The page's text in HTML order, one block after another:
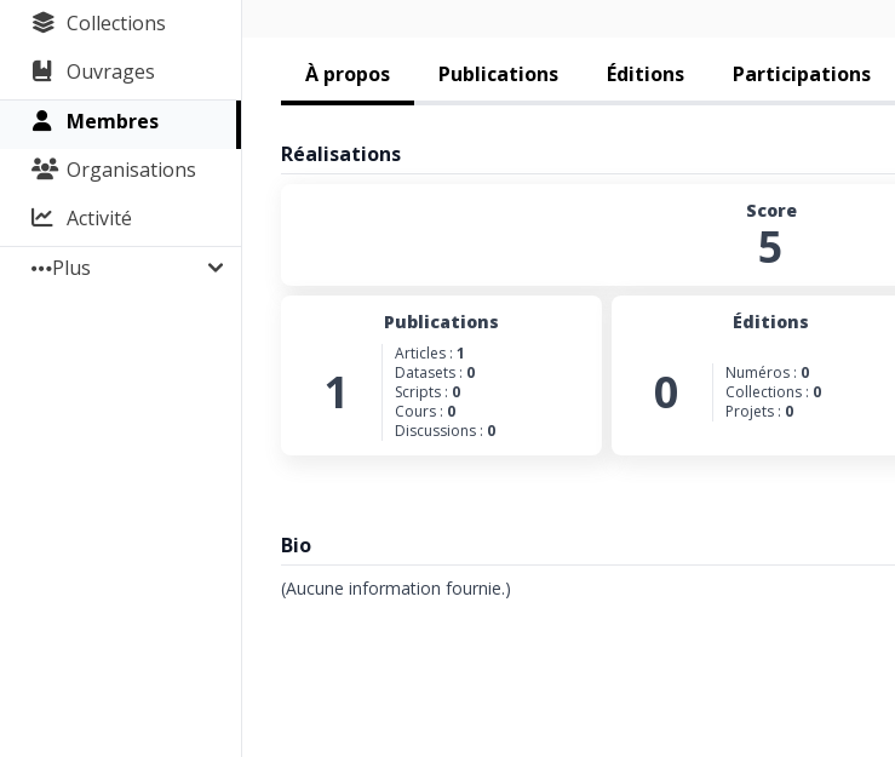
Collections
Ouvrages
Membres
Organisations
Activité
Plus
À propos Publications Éditions Participations
Réalisations
Score
5
Publications
1
Articles : 1
Datasets : 0
Scripts : 0
Cours : 0
Discussions : 0
Éditions
0 Numéros : 0
Collections : 0
Projets : 0
Bio
(Aucune information fournie.)